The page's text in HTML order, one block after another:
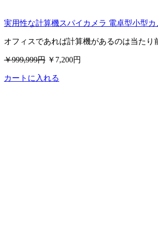
実用性な計算機スパイカメラ 電卓型小型
オフィスであれば計算機があるのは当たり
￥999,999円 ￥7,200円
カートに入れる